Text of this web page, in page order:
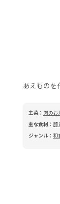
あえものを
主菜： 肉のお
主な食材： 豚
ジャンル： 和